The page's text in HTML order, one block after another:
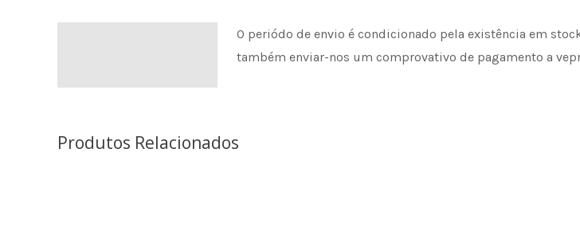
O periódo de envio é condicionado pela existência em
também enviar-nos um comprovativo de pagamento a
Produtos Relacionados